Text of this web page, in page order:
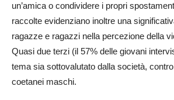
un’amica o condividere i propri
raccolte evidenziano inoltre una
ragazze e ragazzi nella percezione della
Quasi due terzi (il 57% delle giovani
tema sia sottovalutato dalla società,
coetanei maschi.